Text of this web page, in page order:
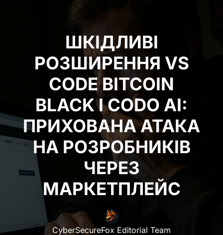
ШКІДЛИВІ
РОЗШИРЕННЯ VS
CODE BITCOIN
BLACK І CODO AI:
ПРИХОВАНА АТАКА
НА РОЗРОБНИКІВ
ЧЕРЕЗ
МАРКЕТПЛЕЙС
CyberSecureFox Editorial Team